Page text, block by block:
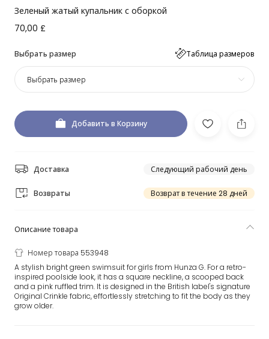
Зеленый жатый купальник с оборкой
70,00 £
Выбрать размер Таблица размеров
Выбрать размер
Добавить в Корзину
Доставка Следующий рабочий день
Возвраты Возврат в течение 28 дней
Описание товара
Номер товара 553948
A stylish bright green swimsuit for girls from Hunza G. For a retro-
inspired poolside look, it has a square neckline, a scooped back
and a pink ruffled trim. It is designed in the British label's signature
Original Crinkle fabric, effortlessly stretching to fit the body as they
grow older.